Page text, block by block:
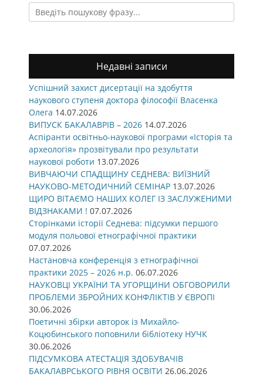
Search
for:
Недавні записи
Успішний захист дисертації на здобуття
наукового ступеня доктора філософії Власенка
Олега 14.07.2026
ВИПУСК БАКАЛАВРІВ – 2026 14.07.2026
Аспіранти освітньо-наукової програми «Історія та
археологія» прозвітували про результати
наукової роботи 13.07.2026
ВИВЧАЮЧИ СПАДЩИНУ СЕДНЕВА: ВИЇЗНИЙ
НАУКОВО-МЕТОДИЧНИЙ СЕМІНАР 13.07.2026
ЩИРО ВІТАЄМО НАШИХ КОЛЕГ ІЗ ЗАСЛУЖЕНИМИ
ВІДЗНАКАМИ ! 07.07.2026
Сторінками історії Седнева: підсумки першого
модуля польової етнографічної практики
07.07.2026
Настановча конференція з етнографічної
практики 2025 – 2026 н.р. 06.07.2026
НАУКОВЦІ УКРАЇНИ ТА УГОРЩИНИ ОБГОВОРИЛИ
ПРОБЛЕМИ ЗБРОЙНИХ КОНФЛІКТІВ У ЄВРОПІ
30.06.2026
Поетичні збірки авторок із Михайло-
Коцюбинського поповнили бібліотеку НУЧК
30.06.2026
ПІДСУМКОВА АТЕСТАЦІЯ ЗДОБУВАЧІВ
БАКАЛАВРСЬКОГО РІВНЯ ОСВІТИ 26.06.2026